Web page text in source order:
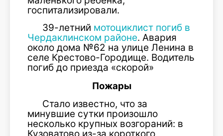
госпитализировали.
39-летний мотоциклист погиб в
Чердаклинском районе. Авария
около дома №62 на улице Ленина в
селе Крестово-Городище. Водитель
погиб до приезда «скорой»
Пожары
Стало известно, что за
минувшие сутки произошло
несколько крупных возгораний: в